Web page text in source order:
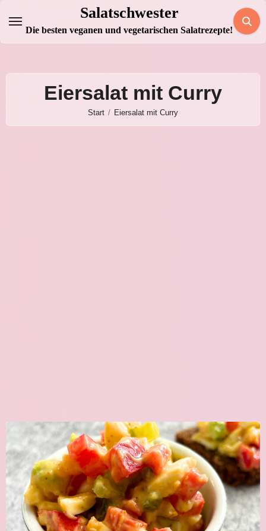
Inhalt
springen
Salatschwester
Die besten veganen und vegetarischen Salatrezepte!
Eiersalat mit Curry
Start Eiersalat mit Curry